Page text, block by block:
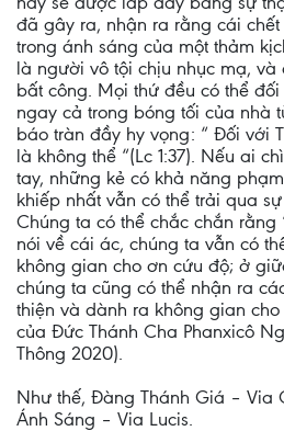
đã gây ra, nhận ra rằng cái
trong ánh sáng của một thảm
là người vô tội chịu nhục mạ, và
bất công. Mọi thứ đều có thể
ngay cả trong bóng tối của nhà
báo tràn đầy hy vọng: “ Đối với
là không thể “(Lc 1:37). Nếu ai
tay, những kẻ có khả năng
khiếp nhất vẫn có thể trải qua
Chúng ta có thể chắc chắn rằng
nói về cái ác, chúng ta vẫn có
không gian cho ơn cứu độ; ở
chúng ta cũng có thể nhận ra
thiện và dành ra không gian cho
của Đức Thánh Cha Phanxicô
Thông 2020).
Như thế, Đàng Thánh Giá – Via
Ánh Sáng – Via Lucis.